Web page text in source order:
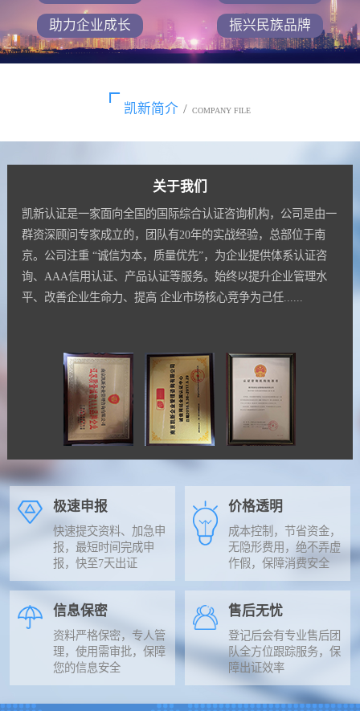
助力企业成长 振兴民族品牌
凯新简介 / COMPANY FILE
关于我们
凯新认证是一家面向全国的国际综合认证咨询机构，公司是由一
群资深顾问专家成立的，团队有20年的实战经验，总部位于南
京。公司注重 “诚信为本，质量优先”，为企业提供体系认证咨
询、AAA信用认证、产品认证等服务。始终以提升企业管理水
平、改善企业生命力、提高 企业市场核心竞争为己任......
极速申报
快速提交资料、加急申
报，最短时间完成申
报，快至7天出证
价格透明
成本控制，节省资金，
无隐形费用，绝不弄虚
作假，保障消费安全
信息保密
资料严格保密，专人管
理，使用需审批，保障
您的信息安全
售后无忧
登记后会有专业售后团
队全方位跟踪服务，保
障出证效率